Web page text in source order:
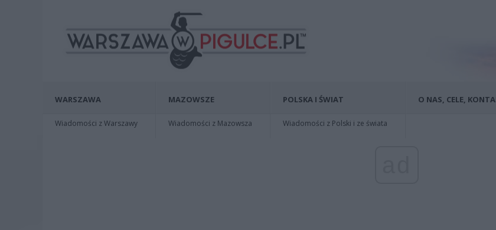
WARSZAWA
Wiadomości z Warszawy
MAZOWSZE
Wiadomości z Mazowsza
POLSKA I ŚWIAT
Wiadomości z Polski i ze świata
O NAS, CELE,